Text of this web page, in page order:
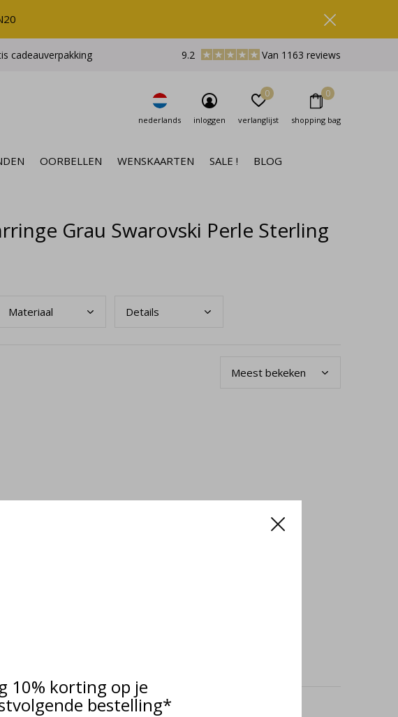
10% korting op je
bestelling*
OORBELLEN WENSKAARTEN SALE ! BLOG
nederlands inloggen verlanglijst
0
shopping bag
0
cadeauverpakking 9.2 Van 1163 reviews
Grau Swarovski Perle Sterling
Materiaal Details